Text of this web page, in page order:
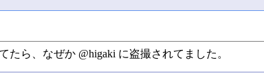
たら、なぜか @higaki に盗撮されてました。